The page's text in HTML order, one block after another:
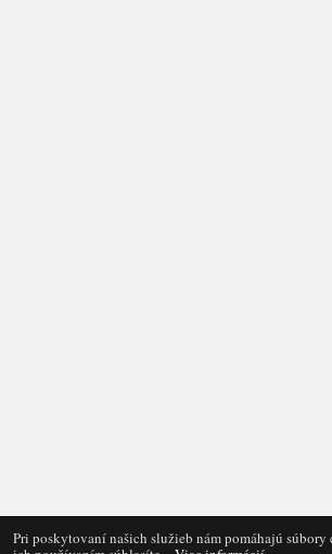
Pri poskytovaní našich služieb nám pomáhajú